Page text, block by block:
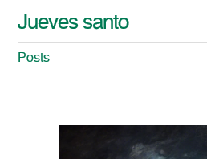
Jueves santo
Posts